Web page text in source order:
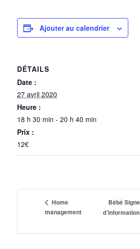
Ajouter au calendrier
DÉTAILS
Date :
27 avril 2020
Heure :
18 h 30 min - 20 h 40 min
Prix :
12€
Home
management
Bébé
d’information